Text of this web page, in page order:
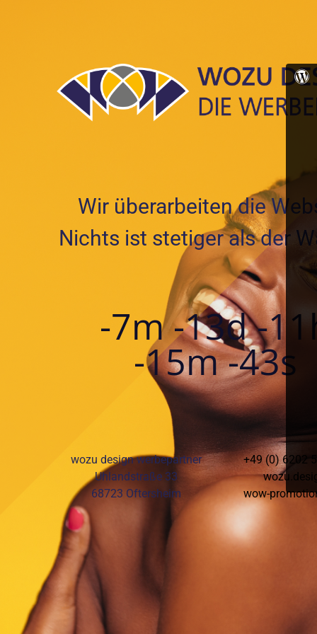
Wir überarbeiten die
Nichts ist stetiger als der
-7m -13d -
-15m -43s
wozu design werbepartner
Uhlandstraße 33
68723 Oftersheim
+49 (0) 6202
wow-